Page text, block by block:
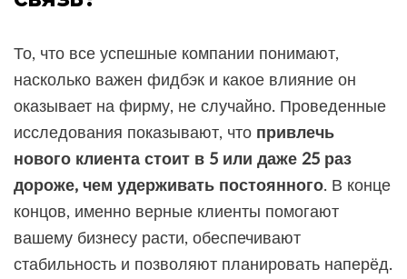
То, что все успешные компании понимают,
насколько важен фидбэк и какое влияние он
оказывает на фирму, не случайно. Проведенные
исследования показывают, что привлечь
нового клиента стоит в 5 или даже 25 раз
дороже, чем удерживать постоянного. В конце
концов, именно верные клиенты помогают
вашему бизнесу расти, обеспечивают
стабильность и позволяют планировать наперёд.